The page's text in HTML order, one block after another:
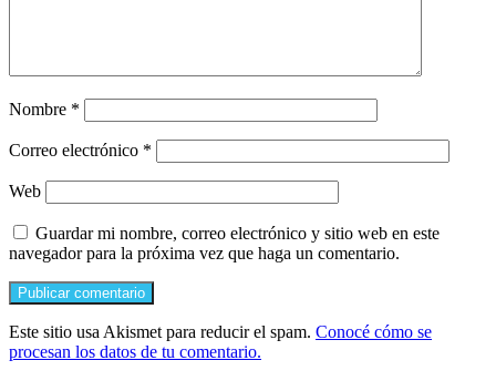
Nombre *
Correo electrónico *
Web
Guardar mi nombre, correo electrónico y sitio web en este
navegador para la próxima vez que haga un comentario.
Este sitio usa Akismet para reducir el spam. Conocé cómo se
procesan los datos de tu comentario.